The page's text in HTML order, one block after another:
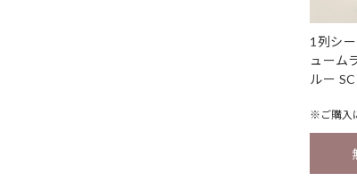
1列シ
ューム
ルー
※ご購入